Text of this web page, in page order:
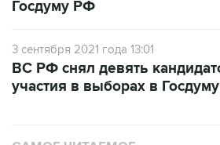
3 сентября 2021 года 13:01
участия в выборах в Госдуму